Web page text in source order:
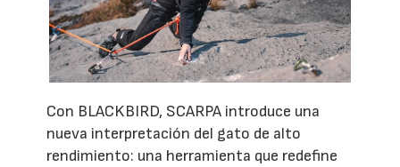
Con BLACKBIRD, SCARPA introduce una
nueva interpretación del gato de alto
rendimiento: una herramienta que redefine